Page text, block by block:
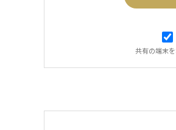
共有の端末